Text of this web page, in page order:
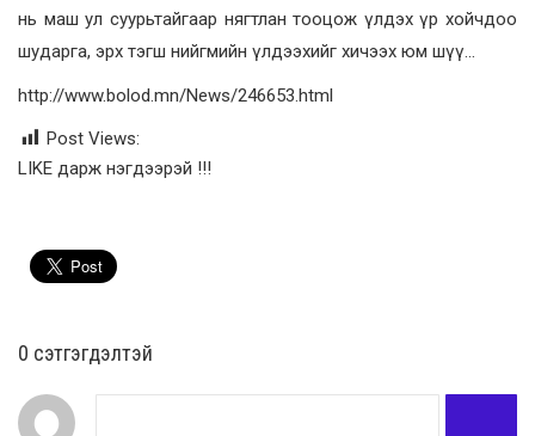
нь маш ул суурьтайгаар нягтлан тооцож үлдэх үр хойчдоо
шударга, эрх тэгш нийгмийн үлдээхийг хичээх юм шүү…
http://www.bolod.mn/News/246653.html
Post Views:
LIKE дарж нэгдээрэй !!!
0 cэтгэгдэлтэй